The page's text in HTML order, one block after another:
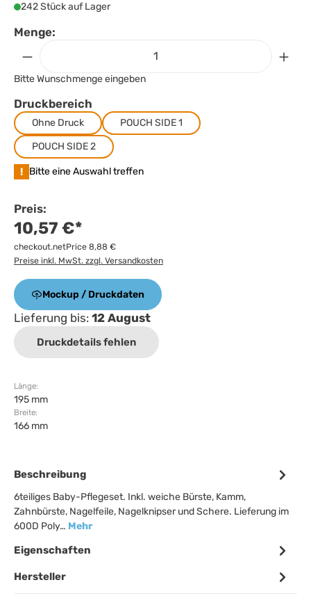
242 Stück auf Lager
Menge:
Bitte Wunschmenge eingeben
Druckbereich
Ohne Druck
POUCH SIDE 1
POUCH SIDE 2
! Bitte eine Auswahl treffen
Preis:
10,57 €*
checkout.netPrice 8,88 €
Preise inkl. MwSt. zzgl. Versandkosten
Mockup / Druckdaten
Lieferung bis: 12 August
Druckdetails fehlen
Länge:
195 mm
Breite:
166 mm
Beschreibung
6teiliges Baby-Pflegeset. Inkl. weiche Bürste, Kamm,
Zahnbürste, Nagelfeile, Nagelknipser und Schere. Lieferung im
600D Poly… Mehr
Eigenschaften
Hersteller